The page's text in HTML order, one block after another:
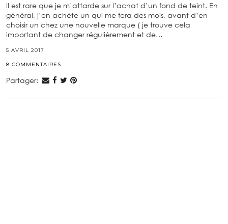
Il est rare que je m’attarde sur l’achat d’un fond de teint. En
général, j’en achète un qui me fera des mois, avant d’en
choisir un chez une nouvelle marque ( je trouve cela
important de changer régulièrement et de…
5 AVRIL 2017
8 COMMENTAIRES
Partager: